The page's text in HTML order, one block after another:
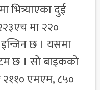
भित्र्याएका दुई
मा २२०
छ । यसमा
छ । सो बाइकको
२११० एमएम, ८५०